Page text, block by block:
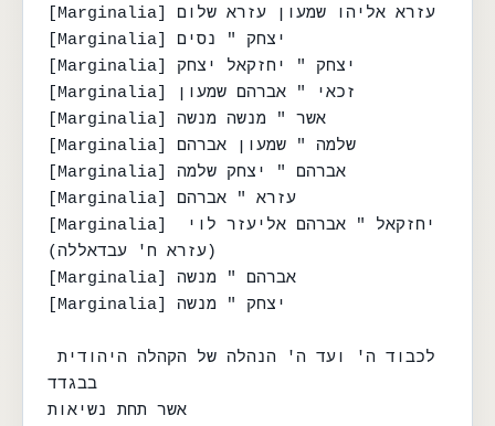
[Marginalia] עזרא אליהו שמעון עזרא שלום
[Marginalia] יצחק " נסים
[Marginalia] יצחק " יחזקאל יצחק
[Marginalia] זכאי " אברהם שמעון
[Marginalia] אשר " מנשה מנשה
[Marginalia] שלמה " שמעון אברהם
[Marginalia] אברהם " יצחק שלמה
[Marginalia] עזרא " אברהם
[Marginalia] יחזקאל " אברהם אליעזר לוי
(עזרא ח' עבדאללה)
[Marginalia] אברהם " מנשה
[Marginalia] יצחק " מנשה
לכבוד ה' ועד ה' הנהלה של הקהלה היהודית
בבגדד
אשר תחת נשיאות